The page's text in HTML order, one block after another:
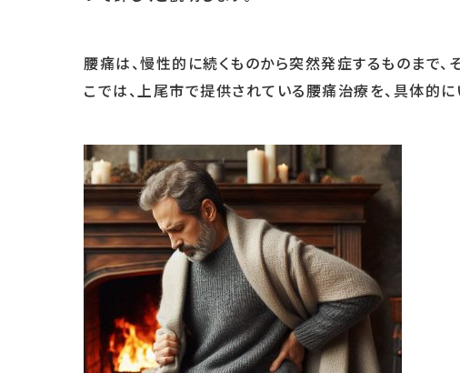
腰痛は、慢性的に続くものから突然発症するものまで、
こでは、上尾市で提供されている腰痛治療を、具体的